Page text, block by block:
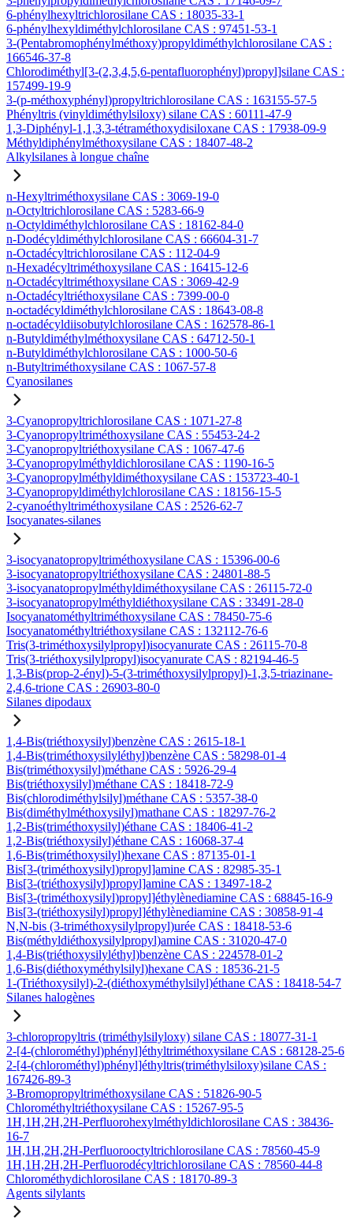
6-phénylhexyltrichlorosilane CAS : 18035-33-1
6-phénylhexyldiméthylchlorosilane CAS : 97451-53-1
3-(Pentabromophénylméthoxy)propyldiméthylchlorosilane CAS :
166546-37-8
Chlorodiméthyl[3-(2,3,4,5,6-pentafluorophényl)propyl]silane CAS :
157499-19-9
3-(p-méthoxyphényl)propyltrichlorosilane CAS : 163155-57-5
Phényltris (vinyldiméthylsiloxy) silane CAS : 60111-47-9
1,3-Diphényl-1,1,3,3-tétraméthoxydisiloxane CAS : 17938-09-9
Méthyldiphénylméthoxysilane CAS : 18407-48-2
Alkylsilanes à longue chaîne
n-Hexyltriméthoxysilane CAS : 3069-19-0
n-Octyltrichlorosilane CAS : 5283-66-9
n-Octyldiméthylchlorosilane CAS : 18162-84-0
n-Dodécyldiméthylchlorosilane CAS : 66604-31-7
n-Octadécyltrichlorosilane CAS : 112-04-9
n-Hexadécyltriméthoxysilane CAS : 16415-12-6
n-Octadécyltriméthoxysilane CAS : 3069-42-9
n-Octadécyltriéthoxysilane CAS : 7399-00-0
n-octadécyldiméthylchlorosilane CAS : 18643-08-8
n-octadécyldiisobutylchlorosilane CAS : 162578-86-1
n-Butyldiméthylméthoxysilane CAS : 64712-50-1
n-Butyldiméthylchlorosilane CAS : 1000-50-6
n-Butyltriméthoxysilane CAS : 1067-57-8
Cyanosilanes
3-Cyanopropyltrichlorosilane CAS : 1071-27-8
3-Cyanopropyltriméthoxysilane CAS : 55453-24-2
3-Cyanopropyltriéthoxysilane CAS : 1067-47-6
3-Cyanopropylméthyldichlorosilane CAS : 1190-16-5
3-Cyanopropylméthyldiméthoxysilane CAS : 153723-40-1
3-Cyanopropyldiméthylchlorosilane CAS : 18156-15-5
2-cyanoéthyltriméthoxysilane CAS : 2526-62-7
Isocyanates-silanes
3-isocyanatopropyltriméthoxysilane CAS : 15396-00-6
3-isocyanatopropyltriéthoxysilane CAS : 24801-88-5
3-isocyanatopropylméthyldiméthoxysilane CAS : 26115-72-0
3-isocyanatopropylméthyldiéthoxysilane CAS : 33491-28-0
Isocyanatométhyltriméthoxysilane CAS : 78450-75-6
Isocyanatométhyltriéthoxysilane CAS : 132112-76-6
Tris(3-triméthoxysilylpropyl)isocyanurate CAS : 26115-70-8
Tris(3-triéthoxysilylpropyl)isocyanurate CAS : 82194-46-5
1,3-Bis(prop-2-ényl)-5-(3-triméthoxysilylpropyl)-1,3,5-triazinane-
2,4,6-trione CAS : 26903-80-0
Silanes dipodaux
1,4-Bis(triéthoxysilyl)benzène CAS : 2615-18-1
1,4-Bis(triméthoxysilyléthyl)benzène CAS : 58298-01-4
Bis(triméthoxysilyl)méthane CAS : 5926-29-4
Bis(triéthoxysilyl)méthane CAS : 18418-72-9
Bis(chlorodiméthylsilyl)méthane CAS : 5357-38-0
Bis(diméthylméthoxysilyl)mathane CAS : 18297-76-2
1,2-Bis(triméthoxysilyl)éthane CAS : 18406-41-2
1,2-Bis(triéthoxysilyl)éthane CAS : 16068-37-4
1,6-Bis(triméthoxysilyl)hexane CAS : 87135-01-1
Bis[3-(triméthoxysilyl)propyl]amine CAS : 82985-35-1
Bis[3-(triéthoxysilyl)propyl]amine CAS : 13497-18-2
Bis[3-(triméthoxysilyl)propyl]éthylènediamine CAS : 68845-16-9
Bis[3-(triéthoxysilyl)propyl]éthylènediamine CAS : 30858-91-4
N,N-bis (3-triméthoxysilylpropyl)urée CAS : 18418-53-6
Bis(méthyldiéthoxysilylpropyl)amine CAS : 31020-47-0
1,4-Bis(triéthoxysilyléthyl)benzène CAS : 224578-01-2
1,6-Bis(diéthoxyméthylsilyl)hexane CAS : 18536-21-5
1-(Triéthoxysilyl)-2-(diéthoxyméthylsilyl)éthane CAS : 18418-54-7
Silanes halogènes
3-chloropropyltris (triméthylsilyloxy) silane CAS : 18077-31-1
2-[4-(chlorométhyl)phényl]éthyltriméthoxysilane CAS : 68128-25-6
2-[4-(chlorométhyl)phényl]éthyltris(triméthylsiloxy)silane CAS :
167426-89-3
3-Bromopropyltriméthoxysilane CAS : 51826-90-5
Chlorométhyltriéthoxysilane CAS : 15267-95-5
1H,1H,2H,2H-Perfluorohexylméthyldichlorosilane CAS : 38436-
16-7
1H,1H,2H,2H-Perfluorooctyltrichlorosilane CAS : 78560-45-9
1H,1H,2H,2H-Perfluorodécyltrichlorosilane CAS : 78560-44-8
Chlorométhydichlorosilane CAS : 18170-89-3
Agents silylants